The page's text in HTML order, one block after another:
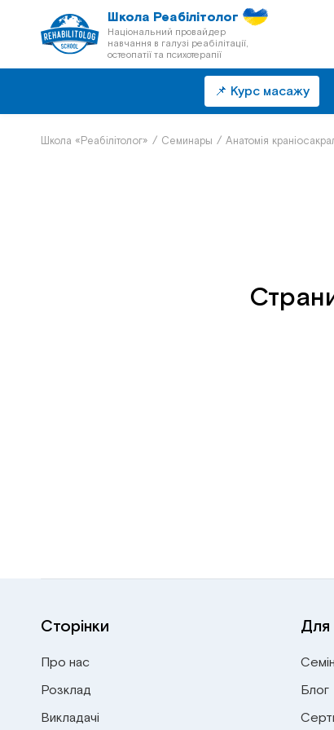
Школа Реабілітолог
Національний провайдер
навчання в галузі реабілітації,
остеопатії та психотерапії
📌 Курс масажу
Школа «Реабілітолог» / Семинары / Анатомія
Сторінки
Про нас
Розклад
Викладачі
Для
Блог